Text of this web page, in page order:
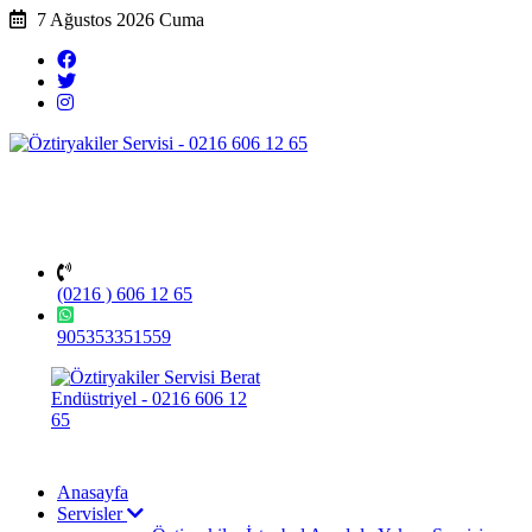
7 Ağustos 2026 Cuma
(0216 ) 606 12 65
905353351559
Anasayfa
Servisler